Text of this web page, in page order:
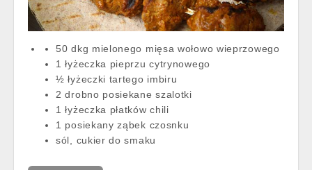
50 dkg mielonego mięsa wołowo wieprzowego
1 łyżeczka pieprzu cytrynowego
½ łyżeczki tartego imbiru
2 drobno posiekane szalotki
1 łyżeczka płatków chili
1 posiekany ząbek czosnku
sól, cukier do smaku